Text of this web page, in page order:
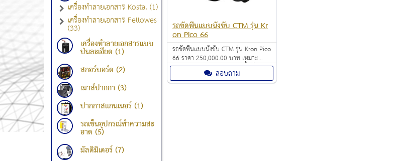
เครื่องทำลายเอกสาร Kostal (1)
เครื่องทำลายเอกสาร Fellowes
(33)
เครื่องทำลายเอกสารแบบ
ป่นละเอียด (1)
สกอร์บอร์ด (2)
เมาส์ปากกา (3)
ปากกาสแกนเนอร์ (1)
รถเข็นอุปกรณ์ทำความสะ
อาด (5)
มัลติมิเตอร์ (7)
รถขัดพื้นแบบนั่งขับ CTM รุ่น Kr
on Pico 66
รถขัดพื้นแบบนั่งขับ CTM รุ่น Kron Pico
66 ราคา 250,000.00 บาท เหมาะ
สำหรับการทำความสะอาดในพื้นที่ขนาด
กลางและขนาดใหญ่ เช่น ร้านค้า
สำนักงาน ห้องครัว โรงเรียน โรงพยาบาล
สอบถาม